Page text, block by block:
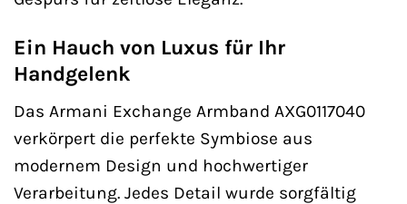
Ein Hauch von Luxus für Ihr
Handgelenk
Das Armani Exchange Armband AXG0117040
verkörpert die perfekte Symbiose aus
modernem Design und hochwertiger
Verarbeitung. Jedes Detail wurde sorgfältig